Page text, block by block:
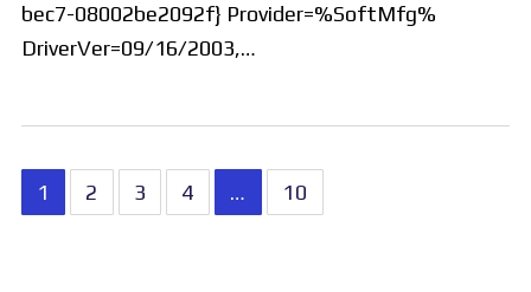
bec7-08002be2092f} Provider=%SoftMfg%
DriverVer=09/16/2003,…
Paginación
de
1 2 3 4 … 10